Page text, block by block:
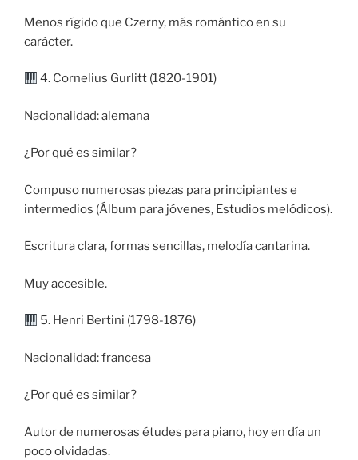
Menos rígido que Czerny, más romántico en su
carácter.
4. Cornelius Gurlitt (1820-1901)
Nacionalidad: alemana
¿Por qué es similar?
Compuso numerosas piezas para principiantes e
intermedios (Álbum para jóvenes, Estudios melódicos).
Escritura clara, formas sencillas, melodía cantarina.
Muy accesible.
5. Henri Bertini (1798-1876)
Nacionalidad: francesa
¿Por qué es similar?
Autor de numerosas études para piano, hoy en día un
poco olvidadas.